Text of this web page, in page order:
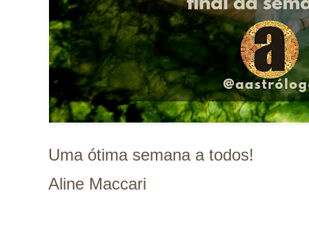
Uma ótima semana a todos!
Aline Maccari